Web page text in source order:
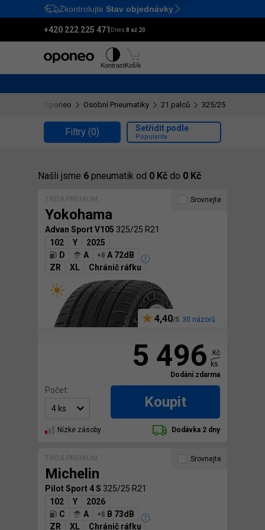
Ctrl M
Zkontrolujte Stav objednávky
+420 222 225 471 Dnes:8 až 20
KontrastKošík
Oponeo Osobní Pneumatiky 21 palců 325/25 R21
Filtry (0)
Našli jsme 6 pneumatik od 0 Kč do 0 Kč
Setřídit podle
Popularita
TŘÍDA PREMIUM
Yokohama
Advan Sport V105 325/25 R21
102
Y
2025
D
A
A 72dB
ZR
XL Chránič ráfku
4,40 30 názorů
Srovnejte
5 496
Kč
ks
Dodání zdarma
Počet:
Koupit
Nízke zásoby Dodávka 2 dny
TŘÍDA PREMIUM
Michelin
Pilot Sport 4 S 325/25 R21
102
Y
2026
C
A
B 73dB
ZR
XL Chránič ráfku
Srovnejte